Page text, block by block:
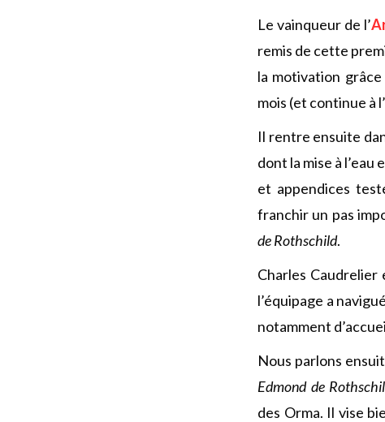
Le vainqueur de l’
remis de cette
la motivation
mois (et continue à
Il rentre ensuite
dont la mise à
et appendices
franchir un pas
de Rothschild.
Charles Caudrelier
l’équipage a
notamment
Nous parlons
Edmond de
des Orma. Il vise